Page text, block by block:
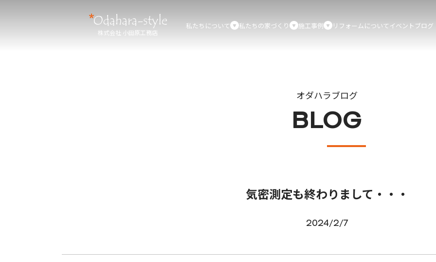
株式会社 小田原工務店
私たちについて 私たちの家づくり 施工事例 リフォームについてイベント ブログ
オダハラブログ
BLOG
気密測定も終わりまして・・・
2024/2/7